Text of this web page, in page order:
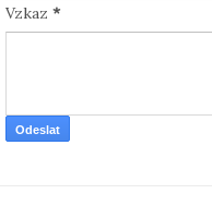
Vzkaz *